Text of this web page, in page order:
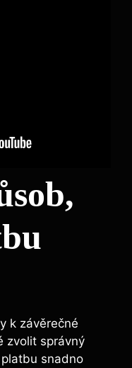
k závěrečné
⁤zvolit správný
snadno